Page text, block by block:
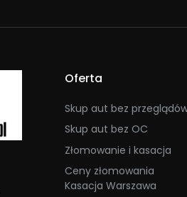
Oferta
Skup aut bez
Skup aut bez OC
Złomowanie i kasacja
Ceny złomowania
Kasacja Warszawa